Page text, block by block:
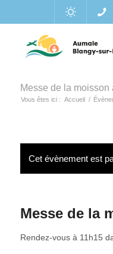
Messe de la moisson
Vous êtes ici : Accueil /
Cet évènement est
Messe de la
Rendez-vous à 11h15